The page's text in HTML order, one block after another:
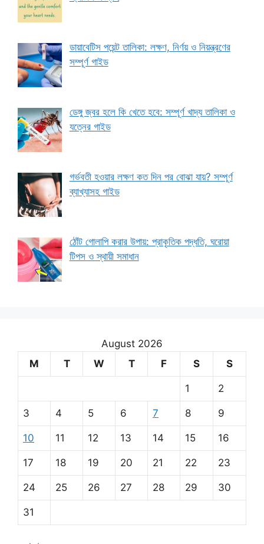
ডায়াবেটিস পয়েন্ট তালিকা: লক্ষণ, নির্ণয় ও নিয়ন্ত্রণের
সম্পূর্ণ গাইড
ডেঙ্গু জ্বর হলে কি খেতে হবে: সম্পূর্ণ খাদ্য তালিকা ও
যত্নের গাইড
গর্ভবতী হওয়ার লক্ষণ কত দিন পর বোঝা যায়? সম্পূর্ণ
ব্যাখ্যাসহ গাইড
ঠোঁট গোলাপি করার উপায়: প্রাকৃতিক পদ্ধতি, ঘরোয়া
টিপস ও স্থায়ী সমাধান
August 2026
M
T W T F S S
1 2
3 4 5 6 7 8 9
10 11 12 13 14 15 16
17 18 19 20 21 22 23
24 25 26 27 28 29 30
31